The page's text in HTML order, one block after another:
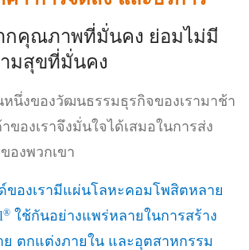
กคุณภาพที่มั่นคง ย่อมไม่มี
มสุขที่มั่นคง
นึ่งของวัฒนธรรมธุรกิจของเรามาช้า
ของเราจึงมั่นใจได้เสมอในการส่ง
องพวกเขา
ของเรามีแผ่นโลหะคอมโพสิตหลาย
® ใช้กันอย่างแพร่หลายในการสร้าง
ตกแต่งภายใน และอุตสาหกรรม